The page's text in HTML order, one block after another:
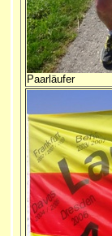
Paarläufer